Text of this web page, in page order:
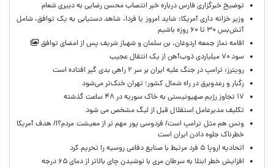
توضیح خبرگزاری فارس درباره خبر انتصاب محسن رضایی به دبیری شعام
وزیر خزانه داری آمریکا: شاید امروز یا فردا، شاهد دستیابی به یک توافق، شامل
آتش‌بس ۳۰ تا ۶۰ روزه باشیم
اقامه نماز جمعه اردوغان، بن ‌سلمان و شهباز شریف پس از امضای توافق
سود ۷۰ میلیاردی ذوب‌آهن از یک انتقال عجیب
رویترز: ترامپ در جنگ علیه ایران بر سر ۲ راهی بدی گیر افتاده است
رگبار و رعدوبرق در راه شمال کشور؛ تهران خنک‌تر می‌شود
۱۷ تجاوز رژیم صهیونیستی به خاک سوریه در ۴۸ ساعت گذشته
تکلیف مدیرعامل استقلال قبل از لیگ مشخص می شود
ونس هم مثل ترامپ است/ فردوسی پور مهم تر از معیشت مردم؟!/ هدف آمریکا
خطرناک جلوه دادن ایران است
اتحادیه اروپا ۵ فرد مرتبط با صنایع دفاعی روسیه را تحریم کرد
افزایش خطر ابتلا به سرطان مری با نوشیدن چای بالاتر از دمای ۶۵ درجه